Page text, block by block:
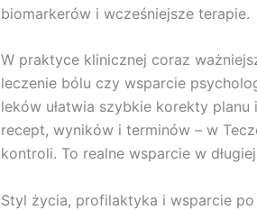
biomarkerów i wcześniejsze terapie.
W praktyce klinicznej coraz
leczenie bólu czy wsparcie
leków ułatwia szybkie korekty
recept, wyników i terminów – w
kontroli. To realne wsparcie w
Styl życia, profilaktyka i wsparcie